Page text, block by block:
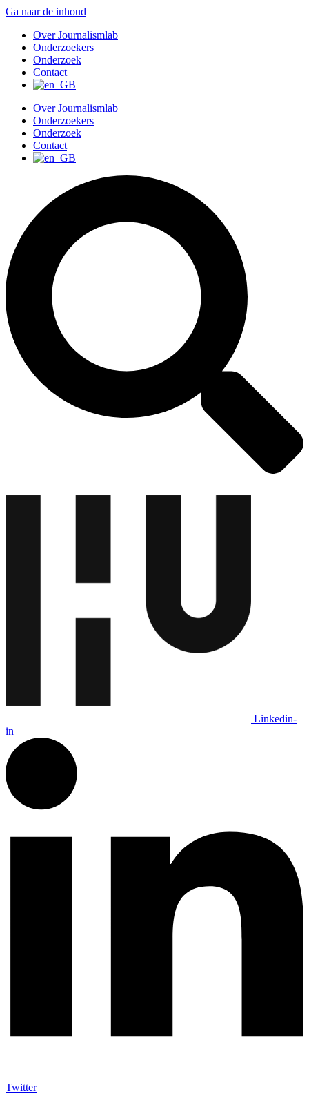
Ga naar de inhoud
Over Journalismlab
Onderzoekers
Onderzoek
Contact
Over Journalismlab
Onderzoekers
Onderzoek
Contact
Linkedin-
in
Twitter